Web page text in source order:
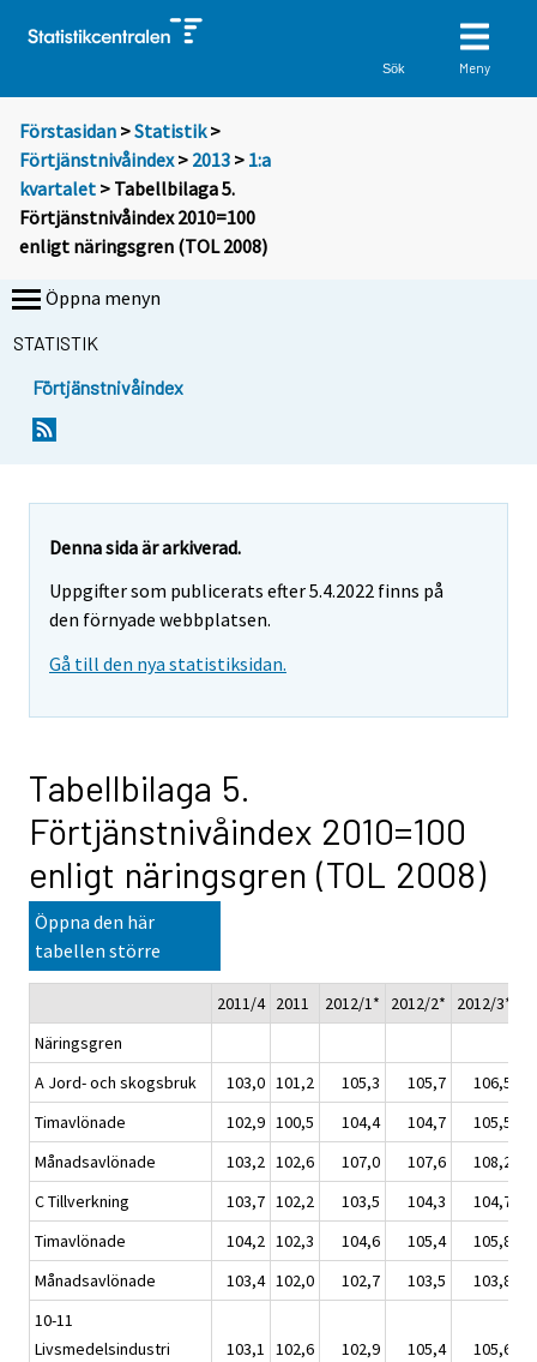
Sök Meny
Förstasidan >Statistik >
Förtjänstnivåindex> 2013 > 1:a
kvartalet > Tabellbilaga 5.
Förtjänstnivåindex 2010=100
enligt näringsgren (TOL 2008)
Öppna menyn
STATISTIK
Förtjänstnivåindex
Denna sida är arkiverad.
Uppgifter som publicerats efter 5.4.2022 finns på
den förnyade webbplatsen.
Gå till den nya statistiksidan.
Tabellbilaga 5.
Förtjänstnivåindex 2010=100
enligt näringsgren (TOL 2008)
Öppna den här
tabellen större
2011/4 2011 2012/1* 2012/2* 2012/3*
Näringsgren
A Jord- och skogsbruk
103,0 101,2 105,3 105,7
106,5
Timavlönade
102,9 100,5 104,4 104,7
105,5
Månadsavlönade
103,2 102,6 107,0 107,6
108,2
C Tillverkning
103,7 102,2 103,5 104,3
104,7
Timavlönade
104,2 102,3 104,6 105,4
105,8
Månadsavlönade
103,4 102,0 102,7 103,5
103,8
10-11
Livsmedelsindustri
103,1 102,6 102,9 105,4
105,6